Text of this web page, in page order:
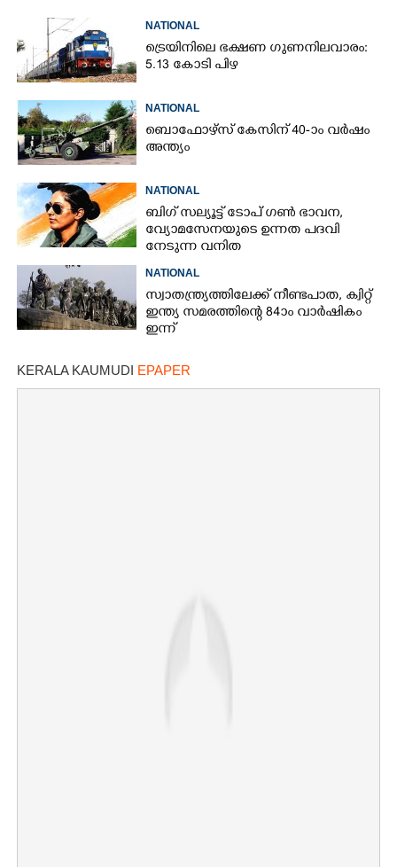
NATIONAL
ട്രെയിനിലെ ഭക്ഷണ ഗുണനിലവാരം:
5.13 കോടി പിഴ
NATIONAL
ബൊഫോഴ്സ് കേസിന് 40-ാം വ‌ർഷം
അന്ത്യം
NATIONAL
ബിഗ് സല്യൂട്ട് ടോപ് ഗൺ ഭാവന,​
വ്യോമസേനയുടെ ഉന്നത പദവി
നേടുന്ന വനിത
NATIONAL
സ്വാതന്ത്ര്യത്തിലേക്ക് നീണ്ടപാത, ക്വിറ്റ്
ഇന്ത്യ സമരത്തിന്റെ 84ാം വാർഷികം
ഇന്ന്
KERALA KAUMUDI EPAPER